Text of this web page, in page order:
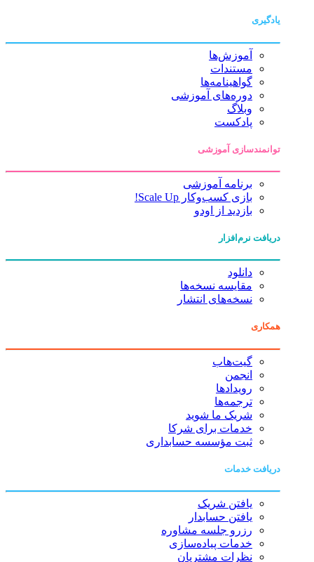
یادگیری
آموزش‌ها
مستندات
گواهینامه‌ها
دوره‌های آموزشی
وبلاگ
پادکست
توانمندسازی آموزشی
برنامه آموزشی
بازی کسب‌وکار Scale Up!
بازدید از اودو
دریافت نرم‌افزار
دانلود
مقایسه نسخه‌ها
نسخه‌های انتشار
همکاری
گیت‌هاب
انجمن
رویدادها
ترجمه‌ها
شریک ما شوید
خدمات برای شرکا
ثبت مؤسسه حسابداری
دریافت خدمات
یافتن شریک
یافتن حسابدار
رزرو جلسه مشاوره
خدمات پیاده‌سازی
نظرات مشتریان